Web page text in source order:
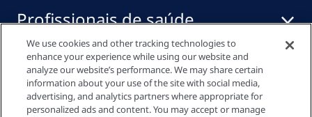
Profissionais de saúde
Links Rápidos
We use cookies and other tracking technologies to
enhance your experience while using our website and
analyze our website’s performance. We may share certain
information about your use of the site with social media,
advertising, and analytics partners where appropriate for
personalized ads and content. You may accept or manage